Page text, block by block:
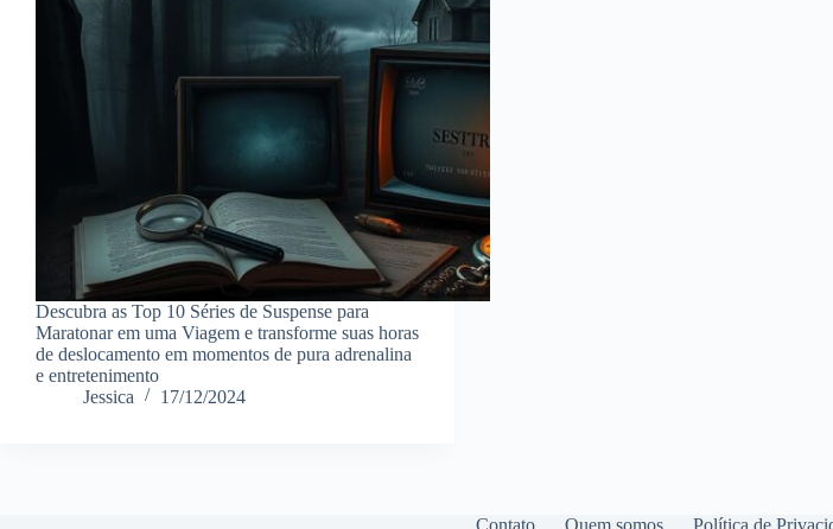
Descubra as Top 10 Séries de Suspense para
Maratonar em uma Viagem e transforme suas horas
de deslocamento em momentos de pura adrenalina
e entretenimento
Jessica
17/12/2024